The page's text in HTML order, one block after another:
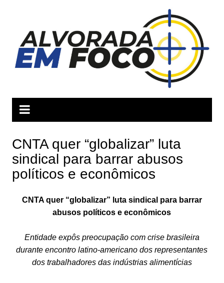
conteúdo
CNTA quer “globalizar” luta
sindical para barrar abusos
políticos e econômicos
CNTA quer “globalizar” luta sindical para barrar
abusos políticos e econômicos
Entidade expôs preocupação com crise brasileira
durante encontro latino-americano dos representantes
dos trabalhadores das indústrias alimentícias